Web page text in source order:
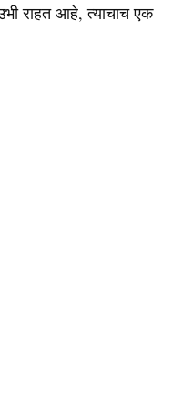
राहत आहे, त्याचाच एक